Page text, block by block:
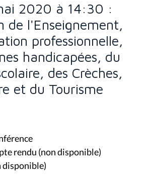
2020 à 14:30 :
de l'Enseignement,
professionnelle,
handicapées, du
des Crèches,
et du Tourisme
rendu (non disponible)
disponible)